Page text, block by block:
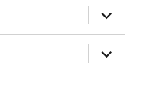
раскрыть
дочернее
меню
раскрыть
дочернее
меню